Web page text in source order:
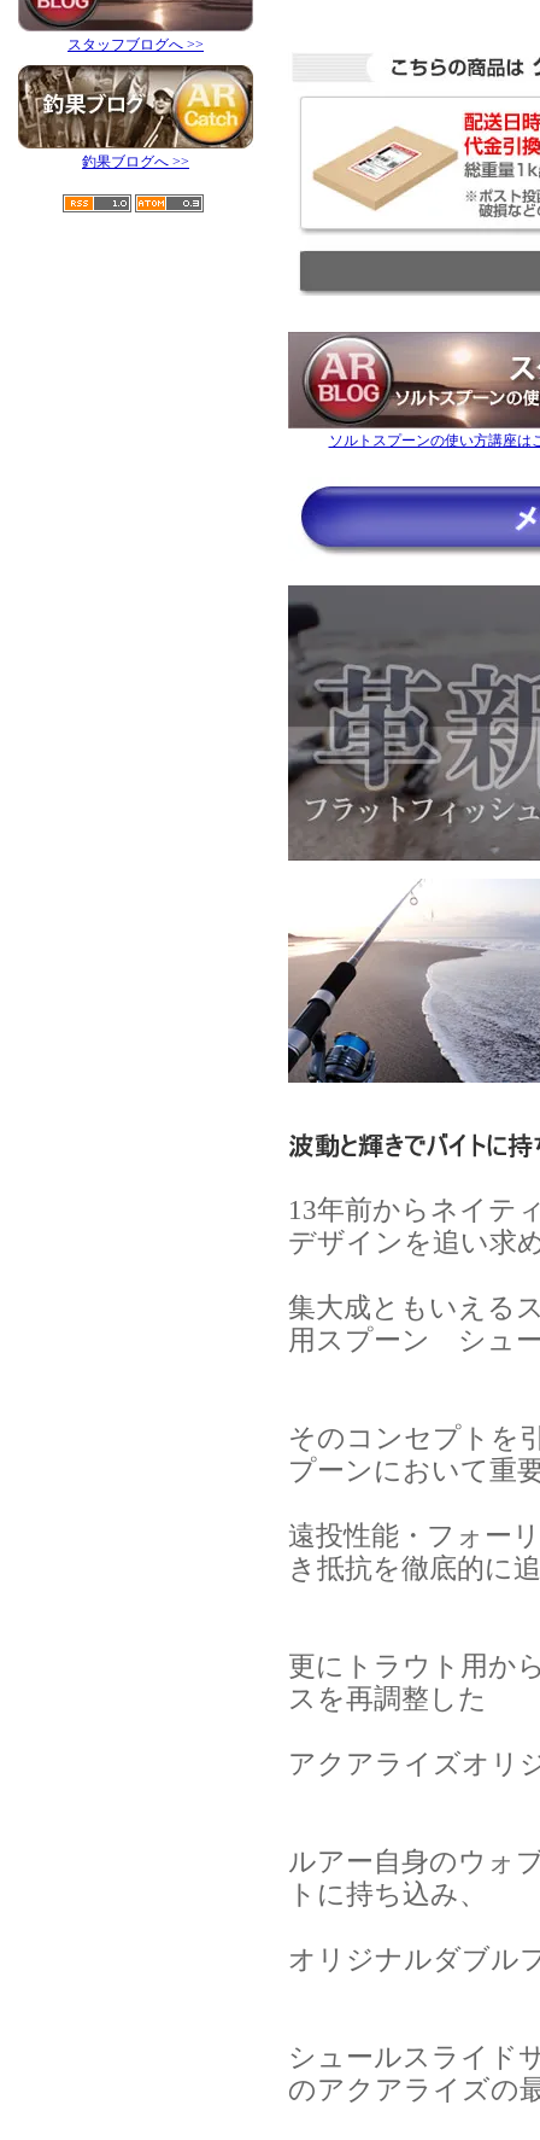
スタッフブログへ >>
釣果ブログへ >>
ソルトスプーンの使い方講座は
13年前からネイテ
デザインを追い求
集大成ともいえる
用スプーン シュ
そのコンセプトを
プーンにおいて重
遠投性能・フォー
き抵抗を徹底的に
更にトラウト用か
スを再調整した
アクアライズオリ
ルアー自身のウォ
トに持ち込み、
オリジナルダブル
シュールスライド
のアクアライズの